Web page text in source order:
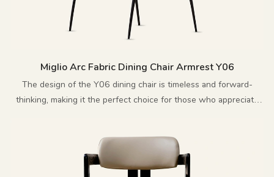
Miglio Arc Fabric Dining Chair Armrest Y06
The design of the Y06 dining chair is timeless and forward-
thinking, making it the perfect choice for those who appreciate